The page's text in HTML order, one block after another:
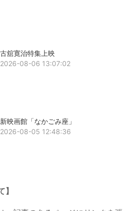
古舘寛治特集上映
2026-08-06 13:07:02
新映画館「なかごみ座」
2026-08-05 12:48:36